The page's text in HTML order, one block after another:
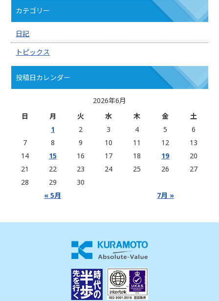
カテゴリー
日記
トピックス
投稿日カレンダー
2026年6月
日
月 火 水 木 金 土
« 5月 7月 »
1 2 3 4 5
6
7
8 9 10 11 12
13
14
15 16 17 18 19
20
21
22 23 24 25 26
27
28
29 30